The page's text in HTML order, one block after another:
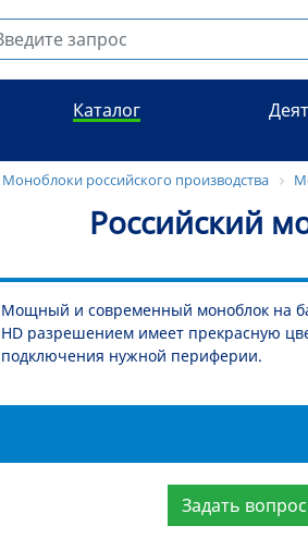
Каталог
Моноблоки российского производства
Российский
Мощный и современный моноблок на
HD разрешением имеет прекрасную
подключения нужной периферии.
Задать вопрос